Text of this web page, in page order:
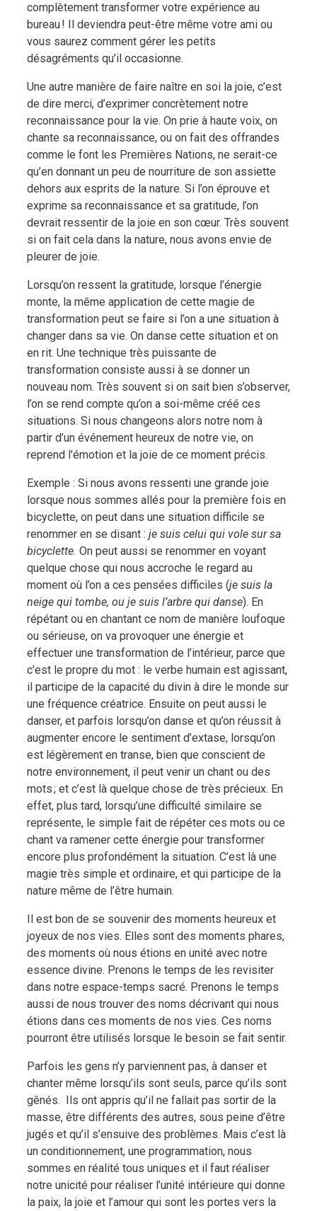
complètement transformer votre expérience au
bureau ! Il deviendra peut-être même votre ami ou
vous saurez comment gérer les petits
désagréments qu’il occasionne.
Une autre manière de faire naître en soi la joie, c’est
de dire merci, d’exprimer concrètement notre
reconnaissance pour la vie. On prie à haute voix, on
chante sa reconnaissance, ou on fait des offrandes
comme le font les Premières Nations, ne serait-ce
qu’en donnant un peu de nourriture de son assiette
dehors aux esprits de la nature. Si l’on éprouve et
exprime sa reconnaissance et sa gratitude, l’on
devrait ressentir de la joie en son cœur. Très souvent
si on fait cela dans la nature, nous avons envie de
pleurer de joie.
Lorsqu’on ressent la gratitude, lorsque l’énergie
monte, la même application de cette magie de
transformation peut se faire si l’on a une situation à
changer dans sa vie. On danse cette situation et on
en rit. Une technique très puissante de
transformation consiste aussi à se donner un
nouveau nom. Très souvent si on sait bien s’observer,
l’on se rend compte qu’on a soi-même créé ces
situations. Si nous changeons alors notre nom à
partir d’un événement heureux de notre vie, on
reprend l’émotion et la joie de ce moment précis.
Exemple : Si nous avons ressenti une grande joie
lorsque nous sommes allés pour la première fois en
bicyclette, on peut dans une situation difficile se
renommer en se disant : je suis celui qui vole sur sa
bicyclette. On peut aussi se renommer en voyant
quelque chose qui nous accroche le regard au
moment où l’on a ces pensées difficiles (je suis la
neige qui tombe, ou je suis l’arbre qui danse). En
répétant ou en chantant ce nom de manière loufoque
ou sérieuse, on va provoquer une énergie et
effectuer une transformation de l’intérieur, parce que
c’est le propre du mot : le verbe humain est agissant,
il participe de la capacité du divin à dire le monde sur
une fréquence créatrice. Ensuite on peut aussi le
danser, et parfois lorsqu’on danse et qu’on réussit à
augmenter encore le sentiment d’extase, lorsqu’on
est légèrement en transe, bien que conscient de
notre environnement, il peut venir un chant ou des
mots ; et c’est là quelque chose de très précieux. En
effet, plus tard, lorsqu’une difficulté similaire se
représente, le simple fait de répéter ces mots ou ce
chant va ramener cette énergie pour transformer
encore plus profondément la situation. C’est là une
magie très simple et ordinaire, et qui participe de la
nature même de l’être humain.
Il est bon de se souvenir des moments heureux et
joyeux de nos vies. Elles sont des moments phares,
des moments où nous étions en unité avec notre
essence divine. Prenons le temps de les revisiter
dans notre espace-temps sacré. Prenons le temps
aussi de nous trouver des noms décrivant qui nous
étions dans ces moments de nos vies. Ces noms
pourront être utilisés lorsque le besoin se fait sentir.
Parfois les gens n’y parviennent pas, à danser et
chanter même lorsqu’ils sont seuls, parce qu’ils sont
gênés. Ils ont appris qu’il ne fallait pas sortir de la
masse, être différents des autres, sous peine d’être
jugés et qu’il s’ensuive des problèmes. Mais c’est là
un conditionnement, une programmation, nous
sommes en réalité tous uniques et il faut réaliser
notre unicité pour réaliser l’unité intérieure qui donne
la paix, la joie et l’amour qui sont les portes vers la